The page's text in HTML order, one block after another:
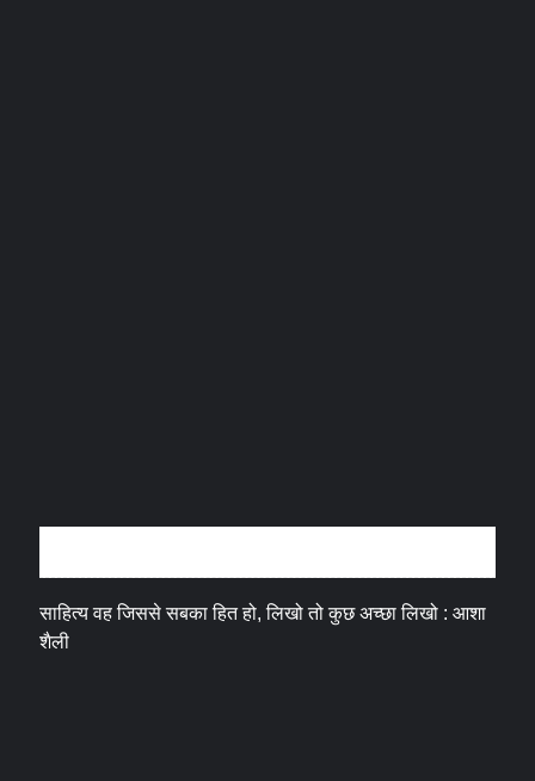
साहित्य वह जिससे सबका हित हो, लिखो तो कुछ अच्छा लिखो : आशा
शैली